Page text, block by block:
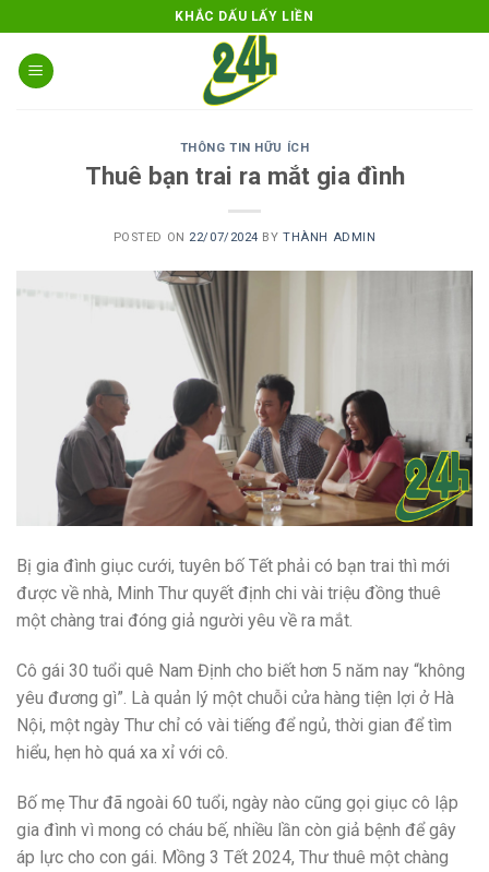
to
content
KHẮC DẤU LẤY LIỀN
THÔNG TIN HỮU ÍCH
Thuê bạn trai ra mắt gia đình
POSTED ON 22/07/2024 BYTHÀNH ADMIN
Bị gia đình giục cưới, tuyên bố Tết phải có bạn trai thì mới
được về nhà, Minh Thư quyết định chi vài triệu đồng thuê
một chàng trai đóng giả người yêu về ra mắt.
Cô gái 30 tuổi quê Nam Định cho biết hơn 5 năm nay “không
yêu đương gì”. Là quản lý một chuỗi cửa hàng tiện lợi ở Hà
Nội, một ngày Thư chỉ có vài tiếng để ngủ, thời gian để tìm
hiểu, hẹn hò quá xa xỉ với cô.
Bố mẹ Thư đã ngoài 60 tuổi, ngày nào cũng gọi giục cô lập
gia đình vì mong có cháu bế, nhiều lần còn giả bệnh để gây
áp lực cho con gái. Mồng 3 Tết 2024, Thư thuê một chàng